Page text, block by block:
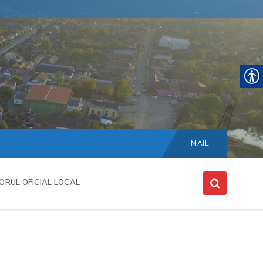
Choose
language:
MAIL
OFICIAL LOCAL